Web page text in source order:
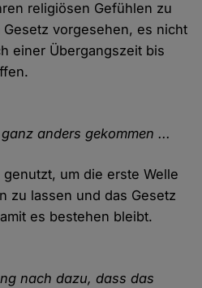
religiösen Gefühlen zu
vorgesehen, es nicht
einer Übergangszeit bis
anders gekommen ...
um die erste Welle
zu lassen und das Gesetz
es bestehen bleibt.
nach dazu, dass das